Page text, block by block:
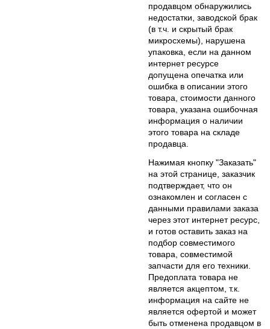
продавцом обнаружились
недостатки, заводской брак
(в т.ч. и скрытый брак
микросхемы), нарушена
упаковка, если на данном
интернет ресурсе
допущена опечатка или
ошибка в описании этого
товара, стоимости данного
товара, указана ошибочная
информация о наличии
этого товара на складе
продавца.
Нажимая кнопку "Заказать"
на этой странице, заказчик
подтверждает, что он
ознакомлен и согласен с
данными правилами заказа
через этот интернет ресурс,
и готов оставить заказ на
подбор совместимого
товара, совместимой
запчасти для его техники.
Предоплата товара не
является акцептом, т.к.
информация на сайте не
является офертой и может
быть отменена продавцом в